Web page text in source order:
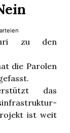
zu den
die Parolen
das
ist weit